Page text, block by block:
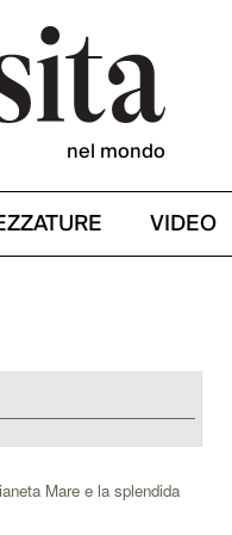
nel mondo
VIDEO
Mare e la splendida